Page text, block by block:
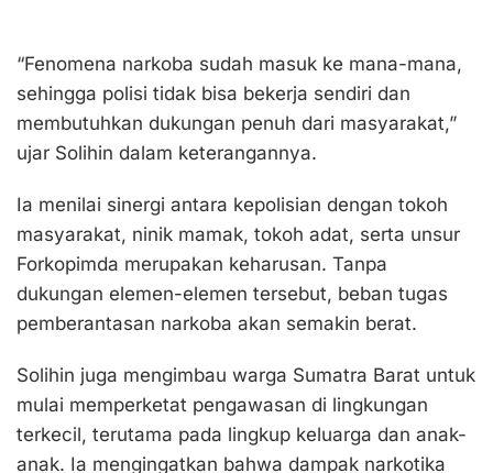
“Fenomena narkoba sudah masuk ke mana-mana,
sehingga polisi tidak bisa bekerja sendiri dan
membutuhkan dukungan penuh dari masyarakat,”
ujar Solihin dalam keterangannya.
Ia menilai sinergi antara kepolisian dengan tokoh
masyarakat, ninik mamak, tokoh adat, serta unsur
Forkopimda merupakan keharusan. Tanpa
dukungan elemen-elemen tersebut, beban tugas
pemberantasan narkoba akan semakin berat.
Solihin juga mengimbau warga Sumatra Barat untuk
mulai memperketat pengawasan di lingkungan
terkecil, terutama pada lingkup keluarga dan anak-
anak. Ia mengingatkan bahwa dampak narkotika